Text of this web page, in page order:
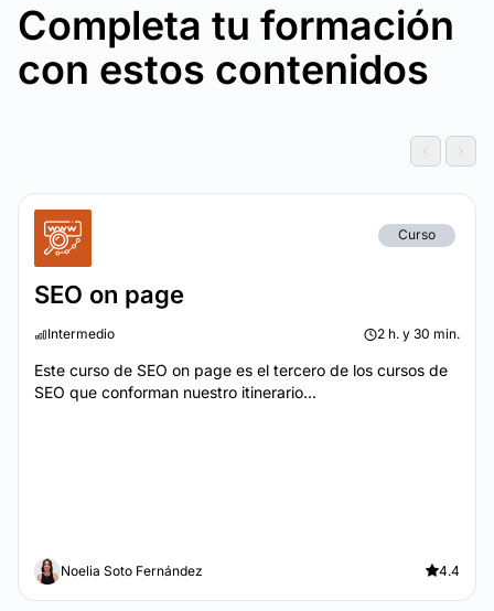
Completa tu formación
con estos contenidos
Curso
SEO on page
Intermedio 2 h. y 30 min.
Este curso de SEO on page es el tercero de los cursos de
SEO que conforman nuestro itinerario...
Noelia Soto Fernández 4.4